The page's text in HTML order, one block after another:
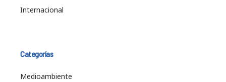
Internacional
Categorías
Medioambiente